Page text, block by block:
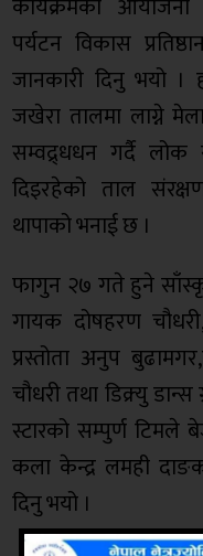
पर्यटन विकास
जानकारी दिनु भयो ।
जखेरा तालमा लाग्ने
सम्वद्र्धधन गर्दै लोक
दिइरहेको ताल
थापाको भनाई छ ।
फागुन २७ गते हुने
गायक दोषहरण
प्रस्तोता अनुप
चौधरी तथा डिक्र्यु
स्टारको सम्पुर्ण टिमले
कला केन्द्र लमही
दिनु भयो ।